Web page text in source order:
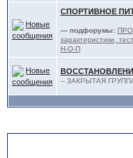
СПОРТИВНОЕ
— подфорумы:
характеристики,
Н-О-П
-- ЗАКРЫТАЯ ГРУППА